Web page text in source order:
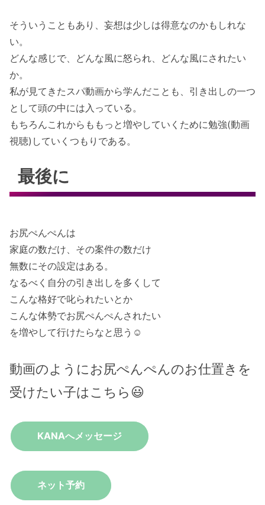
そういうこともあり、妄想は少しは得意なのかもしれな
い。
どんな感じで、どんな風に怒られ、どんな風にされたい
か。
私が見てきたスパ動画から学んだことも、引き出しの一つ
として頭の中には入っている。
もちろんこれからももっと増やしていくために勉強(動画
視聴)していくつもりである。
最後に
お尻ぺんぺんは
家庭の数だけ、その案件の数だけ
無数にその設定はある。
なるべく自分の引き出しを多くして
こんな格好で叱られたいとか
こんな体勢でお尻ぺんぺんされたい
を増やして行けたらなと思う☺
動画のようにお尻ぺんぺんのお仕置きを
受けたい子はこちら😃
KANAへメッセージ
ネット予約